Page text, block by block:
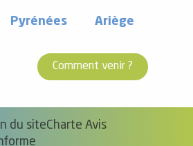
Pyrénées Ariège
Comment venir ?
du siteCharte Avis